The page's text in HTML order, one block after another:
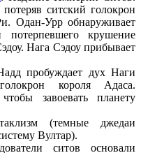
ситский голокрон
Одан-Урробнаруживает
потерпевшего крушение
Нага Сэдоуприбывает
пробуждает дух Наги
короля Адаса.
завоевать планету
(темные джедаи
Вултар).
ситов основали